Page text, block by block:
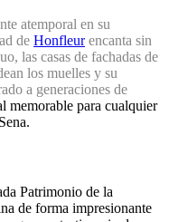
atemporal en su
de Honfleur encanta sin
las casas de fachadas de
los muelles y su
a generaciones de
memorable para cualquier
Patrimonio de la
de forma impresionante